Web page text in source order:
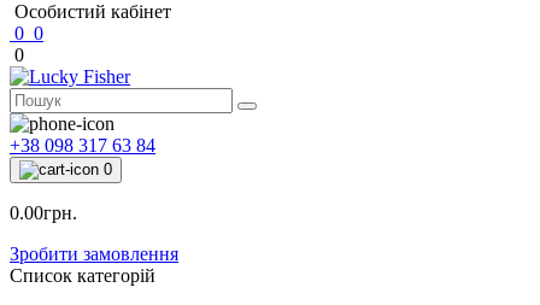
Особистий кабінет
0 0
0
+38 098 317 63 84
0
0.00грн.
Зробити замовлення
Список категорій